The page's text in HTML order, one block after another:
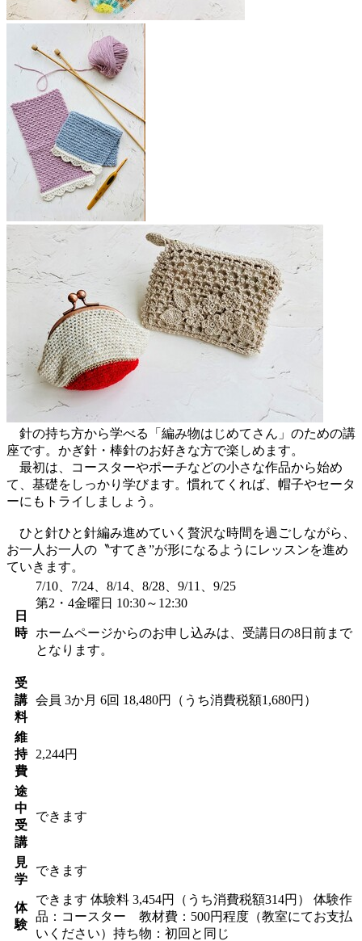
針の持ち方から学べる「編み物はじめてさん」のための講
座です。かぎ針・棒針のお好きな方で楽しめます。
最初は、コースターやポーチなどの小さな作品から始め
て、基礎をしっかり学びます。慣れてくれば、帽子やセータ
ーにもトライしましょう。
ひと針ひと針編み進めていく贅沢な時間を過ごしながら、
お一人お一人の〝すてき”が形になるようにレッスンを進め
ていきます。
日
時
7/10、7/24、8/14、8/28、9/11、9/25
第2・4金曜日 10:30～12:30
ホームページからのお申し込みは、受講日の8日前まで
となります。
受
講
料
会員 3か月 6回 18,480円（うち消費税額1,680円）
維
持
費
2,244円
途
中
受
講
できます
見
学
できます
体
験
できます 体験料 3,454円（うち消費税額314円） 体験作
品：コースター 教材費：500円程度（教室にてお支払
いください）持ち物：初回と同じ